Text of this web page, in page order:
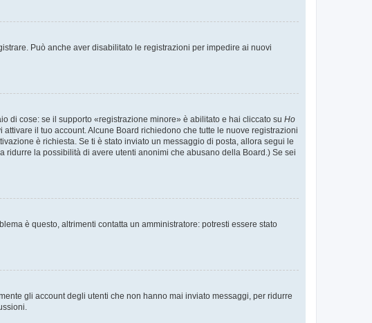
Può anche aver disabilitato le registrazioni per impedire ai nuovi
di cose: se il supporto «registrazione minore» è abilitato e hai cliccato su Ho
il tuo account. Alcune Board richiedono che tutte le nuove registrazioni
è richiesta. Se ti è stato inviato un messaggio di posta, allora segui le
ridurre la possibilità di avere utenti anonimi che abusano della Board.) Se sei
è questo, altrimenti contatta un amministratore: potresti essere stato
gli account degli utenti che non hanno mai inviato messaggi, per ridurre